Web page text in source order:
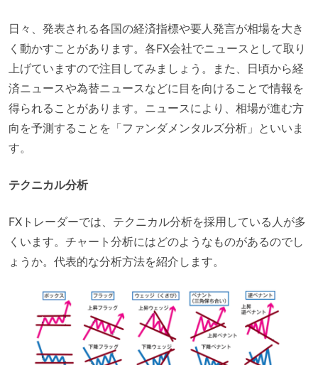
日々、発表される各国の経済指標や要人発言が相場を大き
く動かすことがあります。各FX会社でニュースとして取り
上げていますので注目してみましょう。また、日頃から経
済ニュースや為替ニュースなどに目を向けることで情報を
得られることがあります。ニュースにより、相場が進む方
向を予測することを「ファンダメンタルズ分析」といいま
す。
テクニカル分析
FXトレーダーでは、テクニカル分析を採用している人が多
くいます。チャート分析にはどのようなものがあるのでし
ょうか。代表的な分析方法を紹介します。